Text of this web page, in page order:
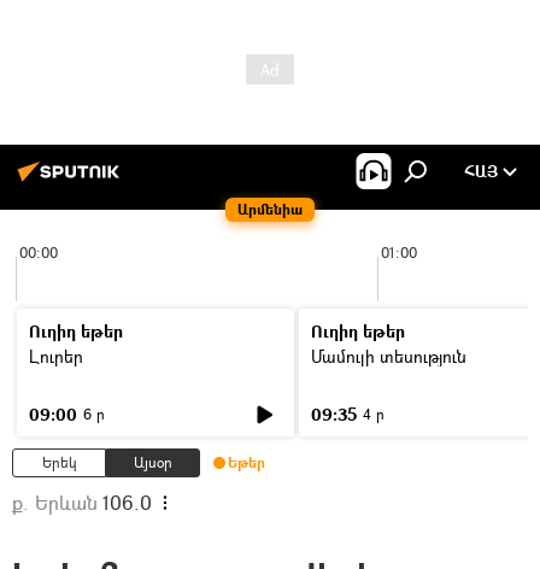
Արմենիա
ՀԱՅ
00:00 01:00
Ուղիղ եթեր
Լուրեր
09:00 6 ր
Ուղիղ եթեր
Մամուլի տեսություն
09:35 4 ր
Երեկ Այսօր Եթեր
ք. Երևան 106.0